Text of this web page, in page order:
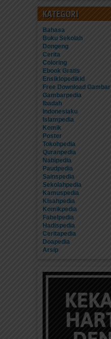
KATEGORI
Bahasa
Buku Sekolah
Dongeng
Cerita
Coloring
Ebook Gratis
Ensiklopedikid
Free Download Gambar
Gambarpedia
Ibadah
Indonesiaku
Islampedia
Komik
Poster
Tokohpedia
Quranpedia
Nabipedia
Paudpedia
Sainspedia
Sekolahpedia
Kamuspedia
Kisahpedia
Komikpedia
Fabelpedia
Hadispedia
Ceritapedia
Doapedia
Arsip